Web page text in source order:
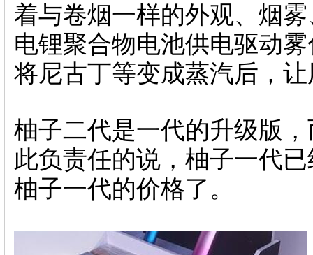
着与卷烟一样的外观、烟
电锂聚合物电池供电驱动
将尼古丁等变成蒸汽后，
柚子二代是一代的升级版
此负责任的说，柚子一代
柚子一代的价格了。